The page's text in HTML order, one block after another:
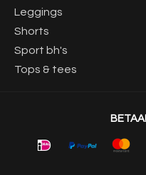
Leggings
Shorts
Sport bh's
Tops & tees